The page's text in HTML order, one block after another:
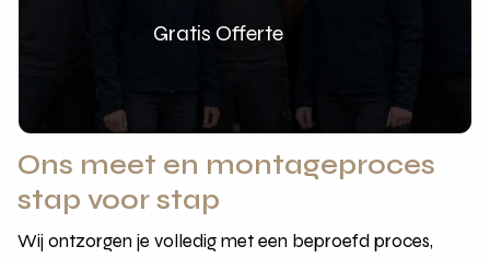
Gratis Offerte
Ons meet en montageproces
stap voor stap
Wij ontzorgen je volledig met een beproefd proces,